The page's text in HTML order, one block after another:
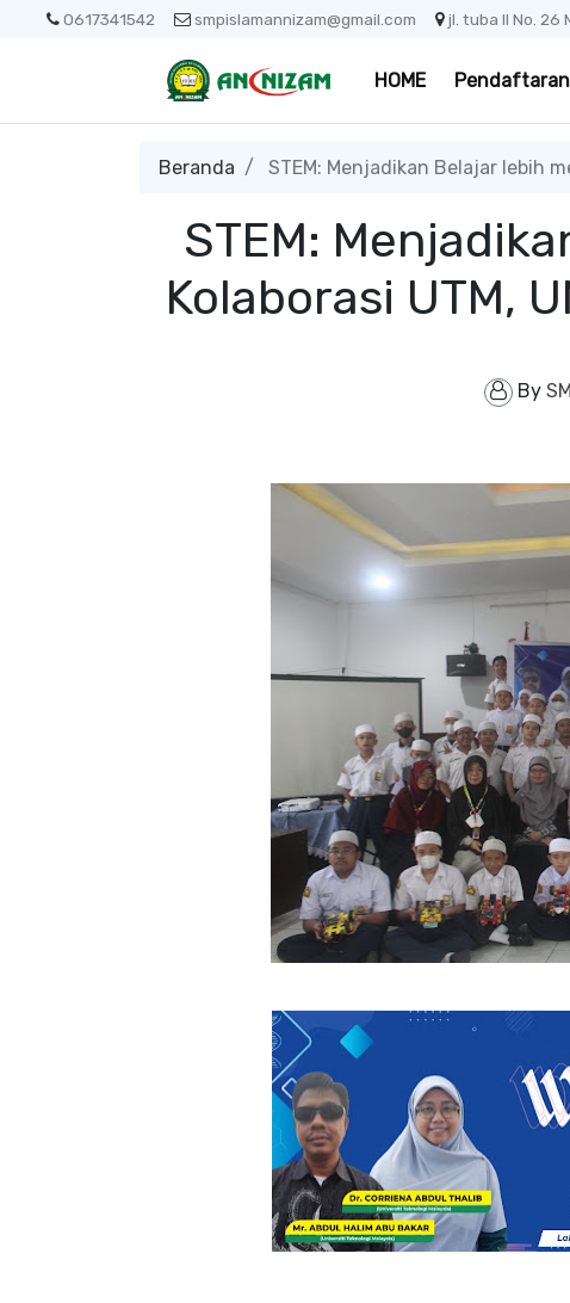
0617341542 smpislamannizam@gmail.com jl. tuba II No. 26
HOME
Beranda STEM: Menjadikan Belajar lebih
STEM:
Kolaborasi UTM,
By